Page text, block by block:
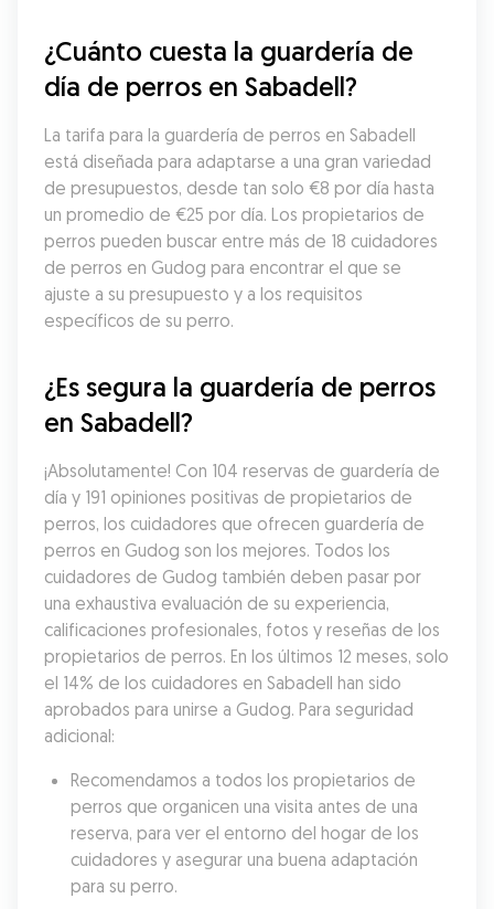
¿Cuánto cuesta la guardería de
día de perros en Sabadell?
La tarifa para la guardería de perros en Sabadell
está diseñada para adaptarse a una gran variedad
de presupuestos, desde tan solo €8 por día hasta
un promedio de €25 por día. Los propietarios de
perros pueden buscar entre más de 18 cuidadores
de perros en Gudog para encontrar el que se
ajuste a su presupuesto y a los requisitos
específicos de su perro.
¿Es segura la guardería de perros
en Sabadell?
¡Absolutamente! Con 104 reservas de guardería de
día y 191 opiniones positivas de propietarios de
perros, los cuidadores que ofrecen guardería de
perros en Gudog son los mejores. Todos los
cuidadores de Gudog también deben pasar por
una exhaustiva evaluación de su experiencia,
calificaciones profesionales, fotos y reseñas de los
propietarios de perros. En los últimos 12 meses, solo
el 14% de los cuidadores en Sabadell han sido
aprobados para unirse a Gudog. Para seguridad
adicional:
Recomendamos a todos los propietarios de
perros que organicen una visita antes de una
reserva, para ver el entorno del hogar de los
cuidadores y asegurar una buena adaptación
para su perro.